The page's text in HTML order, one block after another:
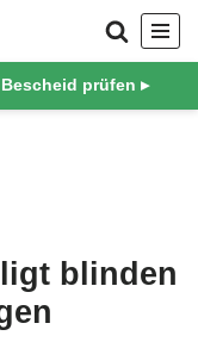
Bescheid prüfen ▸
blinden